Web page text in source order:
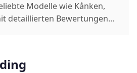
Modelle wie Kånken,
detaillierten Bewertungen...